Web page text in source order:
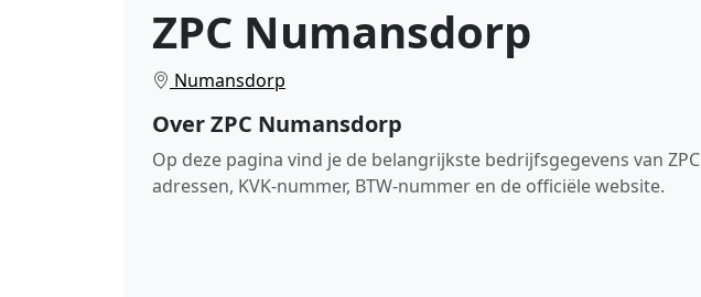
ZPC Numansdorp
Numansdorp
Over ZPC Numansdorp
Op deze pagina vind je de belangrijkste bedrijfsgegevens van
adressen, KVK-nummer, BTW-nummer en de officiële website.